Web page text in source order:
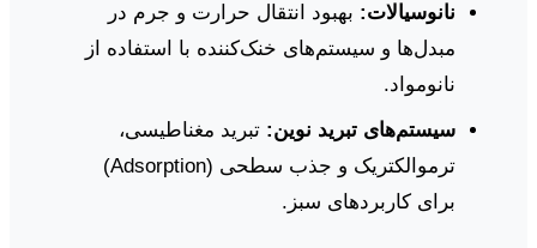
نانوسیالات: بهبود انتقال حرارت و جرم در
مبدل‌ها و سیستم‌های خنک‌کننده با استفاده از
نانومواد.
سیستم‌های تبرید نوین: تبرید مغناطیسی،
ترموالکتریک و جذب سطحی (Adsorption)
برای کاربردهای سبز.